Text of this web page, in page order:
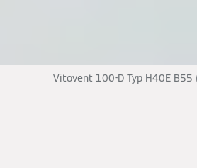
Vitovent 100-D Typ H40E B55